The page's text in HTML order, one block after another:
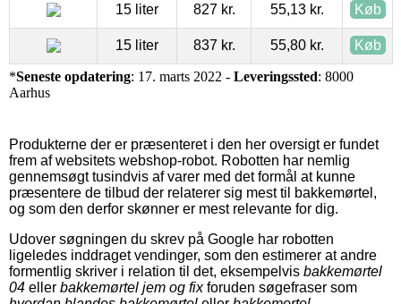
15 liter 827 kr. 55,13 kr. Køb
15 liter 837 kr. 55,80 kr. Køb
*Seneste opdatering: 17. marts 2022 - Leveringssted: 8000
Aarhus
Produkterne der er præsenteret i den her oversigt er fundet
frem af websitets webshop-robot. Robotten har nemlig
gennemsøgt tusindvis af varer med det formål at kunne
præsentere de tilbud der relaterer sig mest til bakkemørtel,
og som den derfor skønner er mest relevante for dig.
Udover søgningen du skrev på Google har robotten
ligeledes inddraget vendinger, som den estimerer at andre
formentlig skriver i relation til det, eksempelvis bakkemørtel
04 eller bakkemørtel jem og fixforuden søgefraser som